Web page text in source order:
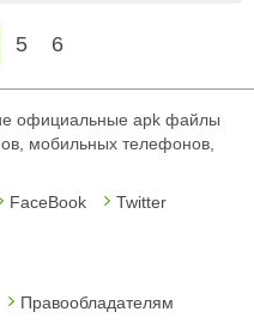
5 6
официальные apk файлы
мобильных телефонов,
FaceBook
Twitter
Правообладателям